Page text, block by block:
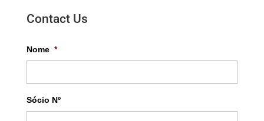
Contact Us
Nome *
Sócio Nº